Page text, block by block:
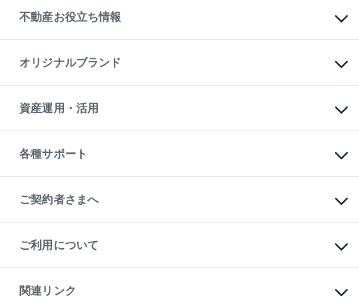
貸すガイド
事業用不動産
マンション投資
投資用マンション
アパート経営
収益物件
ビル購入（ビル一棟）
投資用不動産の売却査定
事業用不動産の売却査定
不動産お役立ち情報
マンションライブラリー
人気マンションランキング
暮らしに役立つ不動産メディア
不動産相場・不動産価格情報
不動産コラム・ニュース
不動産用語集
不動産なんでもネット相談室
住まいの税金
オリジナルブランド
一棟リノベーションマンション
L`GENTE（ルジェンテ）
区分リノベーションマンション
投資用一棟レジデンスWELL
不動産小口投資
LEGACIA（レガシア）
資産運用・活用
不動産M&A
アセットマネジメント・出資
各種サポート
相続サポート
リフォームサポート
ご契約者さまへ
ご紹介・再契約特典
入居者様専用-各種ご案内（賃貸）
東急こすもす会「こすもすWeb」
ご利用について
金融商品取引について
東急リバブル ソーシャルメディアポリシー
関連リンク